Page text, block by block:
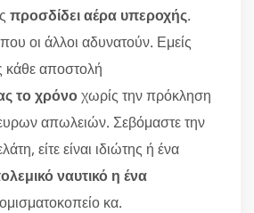
προσδίδει αέρα υπεροχής.
οι άλλοι αδυνατούν. Εμείς
κάθε αποστολή
το χρόνοχωρίς την πρόκληση
απωλειών. Σεβόμαστε την
είτε είναι ιδιώτης ή ένα
ναυτικό η ένα
κα.